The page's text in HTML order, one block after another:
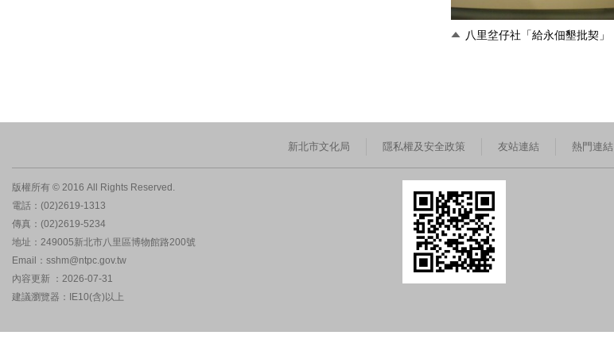
八里坌仔社「給永佃墾批契」
新北市文化局 隱私權及安全政策 友站連結 熱門連結
版權所有 © 2016 All Rights Reserved.
電話：(02)2619-1313
傳真：(02)2619-5234
地址：249005新北市八里區博物館路200號
Email：sshm@ntpc.gov.tw
內容更新 ：2026-07-31
建議瀏覽器：IE10(含)以上